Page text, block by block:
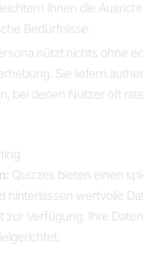
Ihnen die
Bedürfnisse.
nützt nichts ohne
Sie liefern
bei denen Nutzer oft
Quizzes bieten einen
hinterlassen wertvolle
Verfügung. Ihre